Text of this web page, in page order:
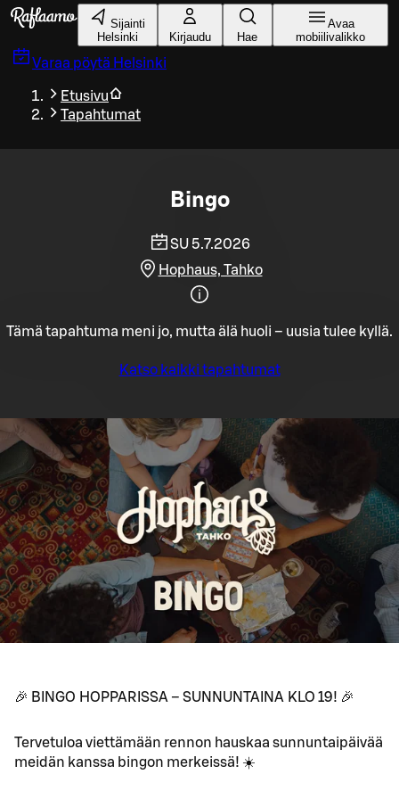
Siirry pääsisältöön
Sijainti
Helsinki
Kirjaudu Hae
Avaa
mobiilivalikko
Varaa pöytä Helsinki
Etusivu
Tapahtumat
Bingo
SU 5.7.2026
Hophaus, Tahko
Tämä tapahtuma meni jo, mutta älä huoli – uusia tulee kyllä.
Katso kaikki tapahtumat
🎉 BINGO HOPPARISSA – SUNNUNTAINA KLO 19! 🎉
Tervetuloa viettämään rennon hauskaa sunnuntaipäivää
meidän kanssa bingon merkeissä! ☀️